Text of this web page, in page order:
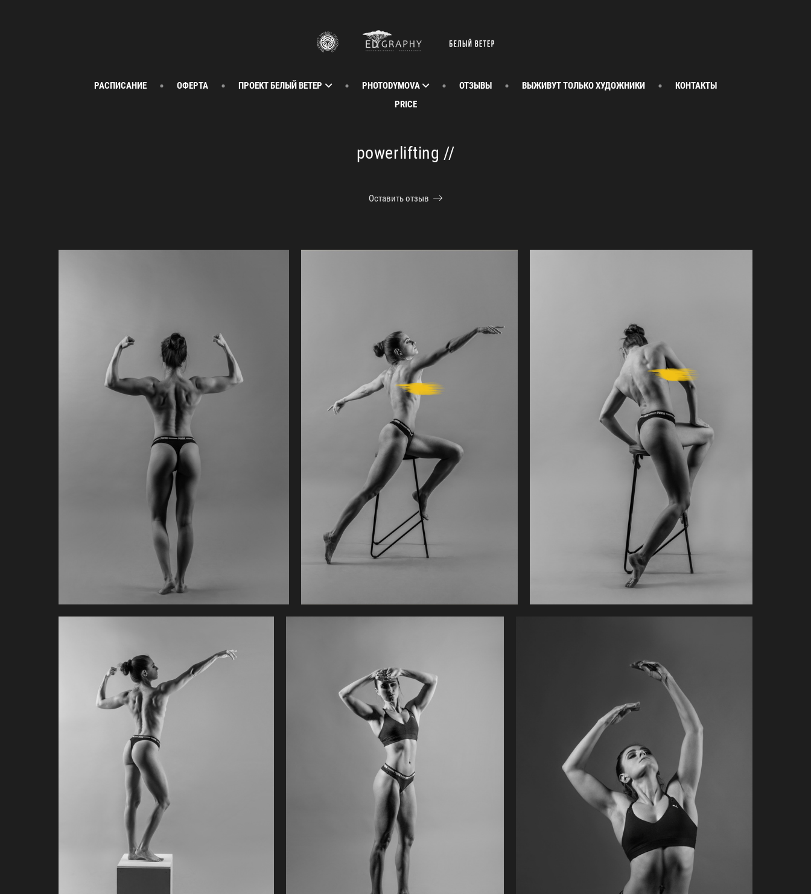
РАСПИСАНИЕ ОФЕРТА ПРОЕКТ БЕЛЫЙ ВЕТЕР PHOTODYMOVA ОТЗЫВЫ ВЫЖИВУТ ТОЛЬКО ХУДОЖНИКИ
КОНТАКТЫ
PRICE
powerlifting //
Оставить отзыв